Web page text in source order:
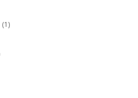
(1)